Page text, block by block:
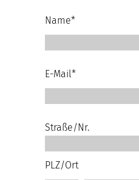
Name*
E-Mail*
Straße/Nr.
PLZ/Ort